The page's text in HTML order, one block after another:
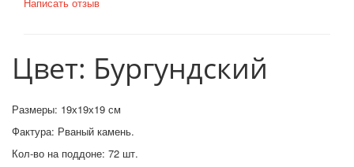
Цвет: Бургундский
Размеры: 19х19х19 см
Фактура: Рваный камень.
Кол-во на поддоне: 72 шт.